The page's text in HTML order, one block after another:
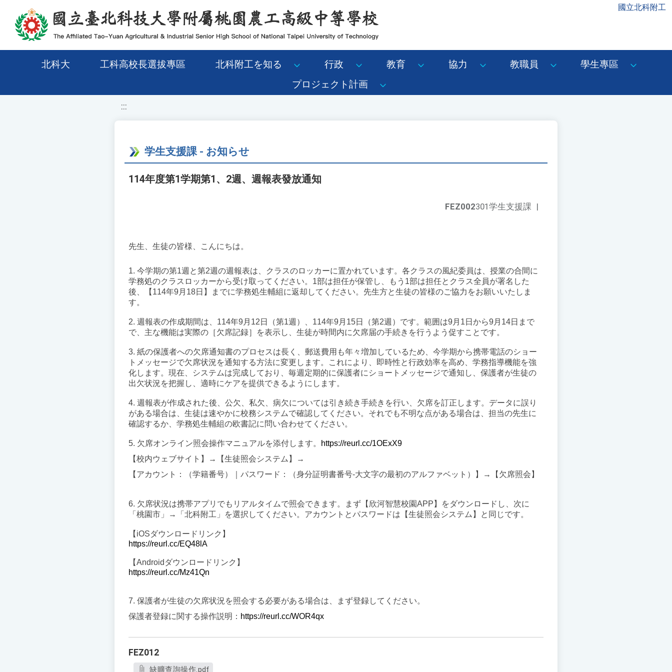
移至網頁之主要內容區位置 國立北科附工
北科大 工科高校長選拔專區 北科附工を知る 行政 教育 協力 教職員
學生專區
プロジェクト計画
:::
学生支援課 - お知らせ
114年度第1学期第1、2週、週報表發放通知
FEZ002301学生支援課 |
先生、生徒の皆様、こんにちは。
1. 今学期の第1週と第2週の週報表は、クラスのロッカーに置かれています。 各クラスの風紀委員は、授業の合間に
学務処のクラスロッカーから受け取ってください。1部は担任が保管し、
もう1部は担任とクラス全員が署名した
後、【114年9月18日】
までに学務処生輔組に返却してください。先生方と生徒の皆様のご協力をお願いいたしま
す。
2. 週報表の作成期間は、114年9月12日（第1週）、114年9月15日（第2週）です。 範囲は9月1日から9月14日まで
で、主な機能は実際の［欠席記録］を表示し、生徒が時間内に欠席届の手続きを行うよう促すことです。
3. 紙の保護者への欠席通知書のプロセスは長く、郵送費用も年々増加しているため、今学期から携帯電話のショー
トメッセージで欠席状況を通知する方法に変更します。これにより、即時性と行政効率を高め、学務指導機能を強
化します。現在、システムは完成しており、毎週定期的に保護者にショートメッセージで通知し、保護者が生徒の
出欠状況を把握し、適時にケアを提供できるようにします。
4. 週報表が作成された後、公欠、私欠、 病欠については引き続き手続きを行い、欠席を訂正します。データに誤り
がある場合は、 生徒は速やかに校務システムで確認してください。それでも不明な点がある場合は、担当の先生に
確認するか、 学務処生輔組の欧書記に問い合わせてください。
5. 欠席オンライン照会操作マニュアルを添付します。
https://reurl.cc/1OExX9
【校内ウェブサイト】→【生徒照会システム】→
【アカウント：（学籍番号）｜パスワード：（身分証明書番号-大文字の最初のアルファベット）】→【 欠席照会】
6. 欠席状況は携帯アプリでもリアルタイムで照会できます。まず【欣河智慧校園APP】をダウンロードし、次に
「桃園市」→「北科附工」を選択してください。アカウントとパスワードは【生徒照会システム】と同じです。
【iOSダウンロードリンク】
https://reurl.cc/EQ48lA
【Androidダウンロードリンク】
https://reurl.cc/Mz41Qn
7. 保護者が生徒の欠席状況を照会する必要がある場合は、まず登録してください。
保護者登録に関する操作説明： https://reurl.cc/WOR4qx
FEZ012
缺曠查詢操作.pdf